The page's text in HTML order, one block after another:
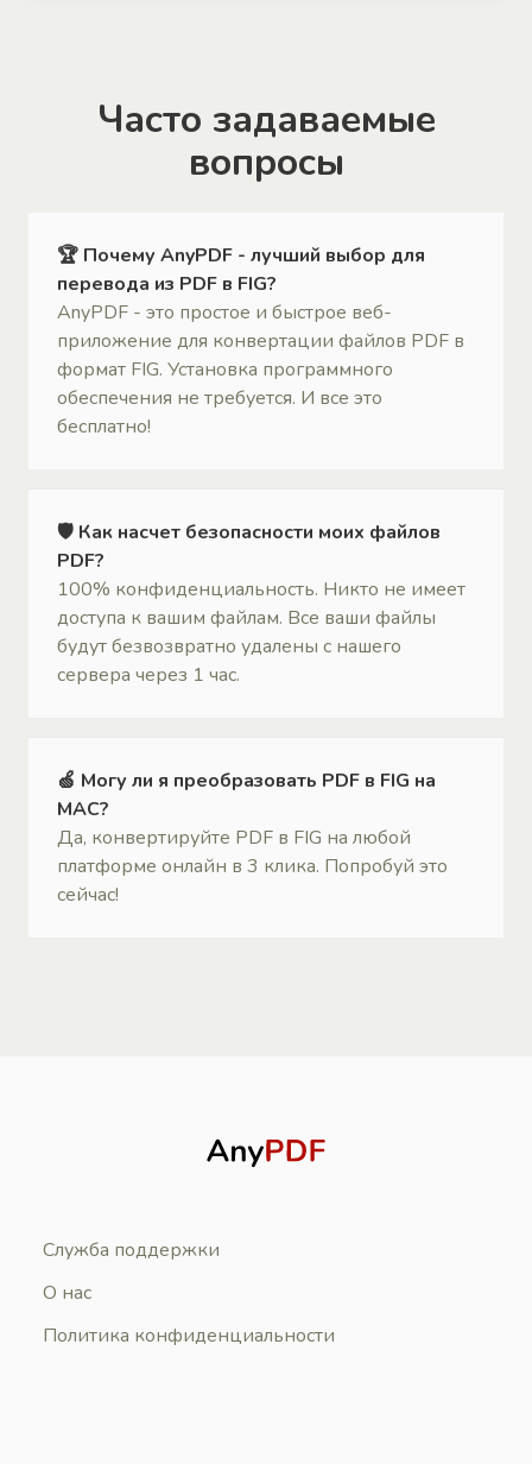
Часто задаваемые
вопросы
🏆 Почему AnyPDF - лучший выбор для
перевода из PDF в FIG?
AnyPDF - это простое и быстрое веб-
приложение для конвертации файлов PDF в
формат FIG. Установка программного
обеспечения не требуется. И все это
бесплатно!
🛡 Как насчет безопасности моих файлов
PDF?
100% конфиденциальность. Никто не имеет
доступа к вашим файлам. Все ваши файлы
будут безвозвратно удалены с нашего
сервера через 1 час.
🍏 Могу ли я преобразовать PDF в FIG на
MAC?
Да, конвертируйте PDF в FIG на любой
платформе онлайн в 3 клика. Попробуй это
сейчас!
Служба поддержки
О нас
Политика конфиденциальности